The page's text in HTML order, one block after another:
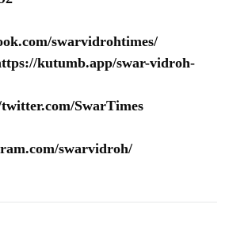
swarvidrohtimes/
kutumb.app/swar-vidroh-
SwarTimes
swarvidroh/